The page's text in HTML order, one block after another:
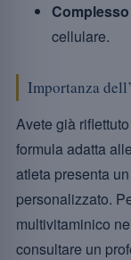
cellulare.
Importanza
Avete già
formula adatta
atleta presenta
personalizzato.
multivitaminico
consultare un